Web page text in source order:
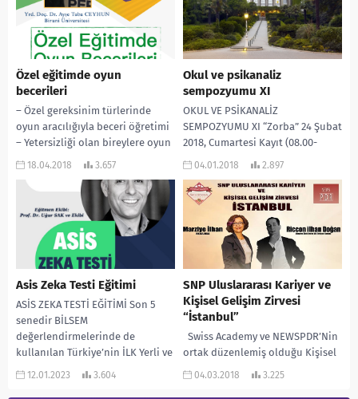
Özel eğitimde oyun
becerileri
– Özel gereksinim türlerinde
oyun aracılığıyla beceri öğretimi
– Yetersizliği olan bireylere oyun
becerilerinin öğretimi – Oyun
gereksinimli...
18.04.2018 3.657
Okul ve psikanaliz
sempozyumu XI
OKUL VE PSİKANALİZ
SEMPOZYUMU XI “Zorba” 24 Şubat
2018, Cumartesi Kayıt (08.00-
08.30) Açılış Konuşmaları (08.30-
“Otorite, Otoriterlik, Zorbalık”...
04.01.2018 2.897
Asis Zeka Testi Eğitimi
ASİS ZEKA TESTİ EĞİTİMİ Son 5
senedir BİLSEM
değerlendirmelerinde de
kullanılan Türkiye’nin İLK Yerli ve
Milli Zeka Testi ASİS ZEKA...
12.01.2023 3.604
SNP Uluslararası Kariyer ve
Kişisel Gelişim Zirvesi
“İstanbul”
Swiss Academy ve NEWSPDR’Nin
ortak düzenlemiş olduğu Kişisel
Gelişim ve Kariyer Konusunda
04.03.2018 3.225